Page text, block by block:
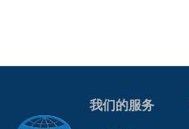
断，或用于疾病之治愈、减缓与治
能或结构，但不经由新陈代谢来达
到其主要目的者。
我们的服务